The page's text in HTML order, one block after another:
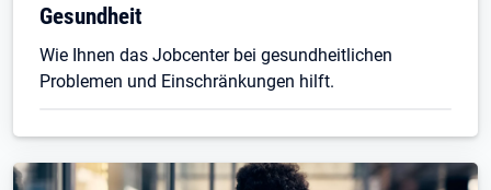
Gesundheit
Wie Ihnen das Jobcenter bei gesundheitlichen
Problemen und Einschränkungen hilft.